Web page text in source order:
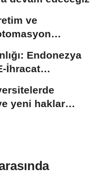
ve
Endonezya
İhracat
yeni haklar